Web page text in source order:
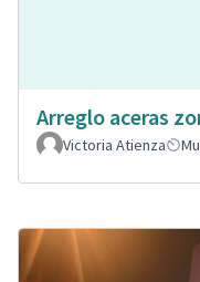
Arreglo aceras
Victoria Atienza